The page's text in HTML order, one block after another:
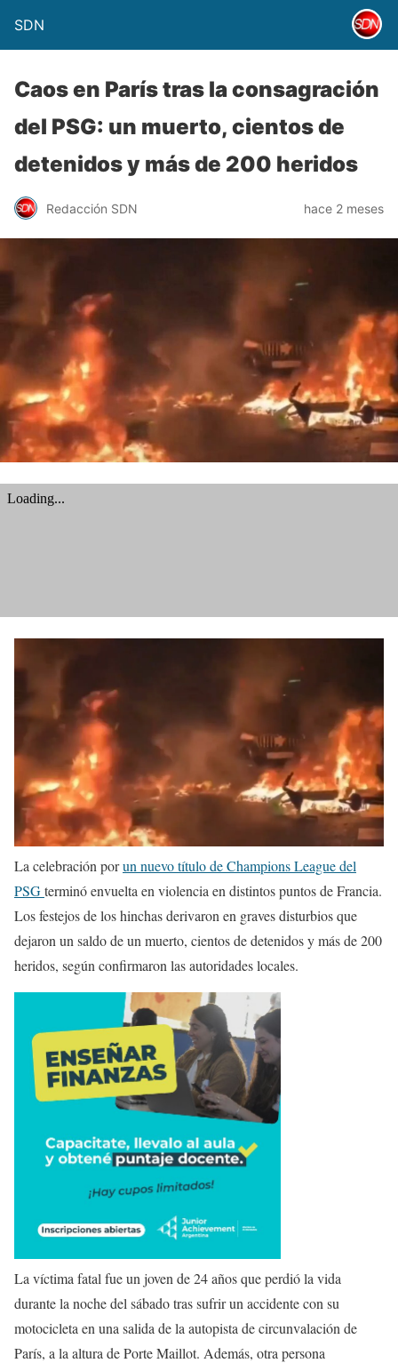
SDN
Caos en París tras la consagración
del PSG: un muerto, cientos de
detenidos y más de 200 heridos
Redacción SDN hace 2 meses
La celebración porun nuevo título de Champions League del
PSGterminó envuelta en violencia en distintos puntos de Francia.
Los festejos de los hinchas derivaron en graves disturbios que
dejaron un saldo de un muerto, cientos de detenidos y más de 200
heridos, según confirmaron las autoridades locales.
La víctima fatal fue un joven de 24 años que perdió la vida
durante la noche del sábado tras sufrir un accidente con su
motocicleta en una salida de la autopista de circunvalación de
París, a la altura de Porte Maillot. Además, otra persona